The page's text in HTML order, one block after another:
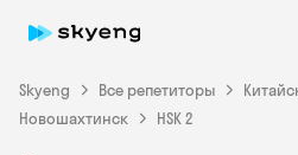
Skyeng Все репетиторы
Новошахтинск
HSK 2